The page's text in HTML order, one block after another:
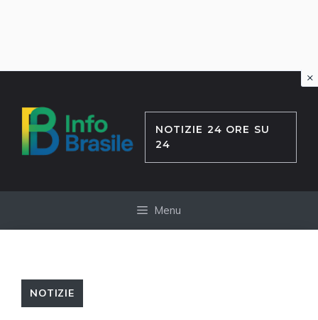
contenuto
NOTIZIE 24 ORE SU
24
Menu
NOTIZIE
×